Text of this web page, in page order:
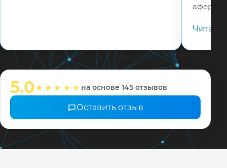
Читать
5.0★★★★★ на основе 145 отзывов
Оставить отзыв